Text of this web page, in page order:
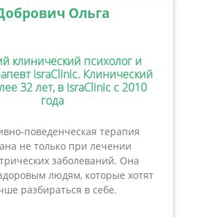
Ольга
клинический психолог и
IsraClinic. Клинический
32 лет, в IsraClinic с 2010
года
поведенческая терапия
не только при лечении
заболеваний. Она
людям, которые хотят
разбираться в себе.